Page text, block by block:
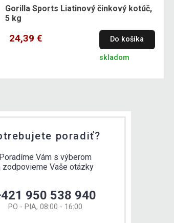
Gorilla Sports Liatinový činkový kotúč,
5 kg
24,39 € Do košíka
skladom
poradiť?
Poradíme Vám s výberom
zodpovieme Vaše otázky
950 538 940
PO - PIA, 08:00 - 16:00